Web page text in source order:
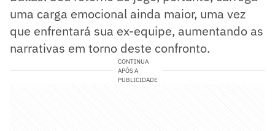
uma carga emocional ainda maior, uma vez
que enfrentará sua ex-equipe, aumentando as
narrativas em torno deste confronto.
CONTINUA
APÓS A
PUBLICIDADE